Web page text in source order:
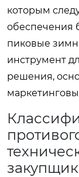
которым
обеспечения
пиковые
инструмент
решения,